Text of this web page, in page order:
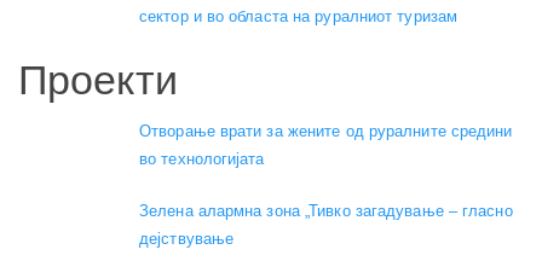
сектор и во областа на руралниот туризам
Проекти
Отворање врати за жените од руралните средини
во технологијата
Зелена алармна зона „Тивко загадување – гласно
дејствување